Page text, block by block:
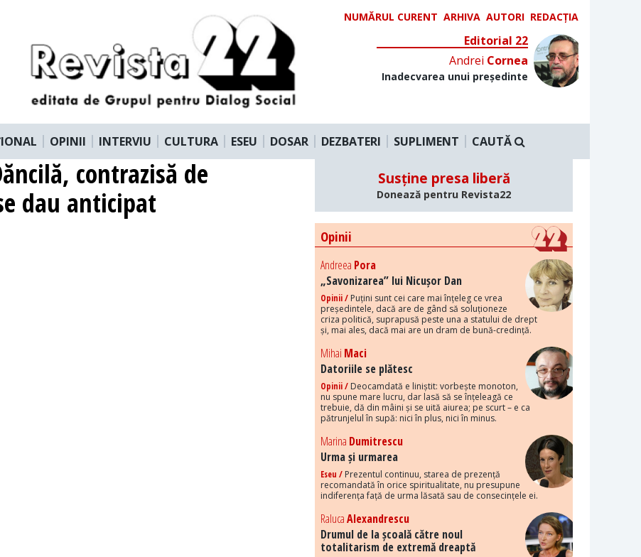
NUMĂRUL CURENT ARHIVA AUTORI REDACȚIA
Editorial 22
Andrei Cornea
Inadecvarea unui președinte
OPINII INTERVIU CULTURA ESEU DOSAR DEZBATERI SUPLIMENT CAUTĂ
contrazisă de
dau anticipat
Susține presa liberă
Donează pentru Revista22
Opinii
Andreea Pora
„Savonizarea” lui Nicușor Dan
Opinii / Puțini sunt cei care mai înțeleg ce vrea
președintele, dacă are de gând să soluționeze
criza politică, suprapusă peste una a statului de drept
și, mai ales, dacă mai are un dram de bună-credință.
Mihai Maci
Datoriile se plătesc
Opinii / Deocamdată e liniștit: vorbește monoton,
nu spune mare lucru, dar lasă să se înțeleagă ce
trebuie, dă din mâini și se uită aiurea; pe scurt – e ca
pătrunjelul în supă: nici în plus, nici în minus.
Marina Dumitrescu
Urma și urmarea
Eseu / Prezentul continuu, starea de prezență
recomandată în orice spiritualitate, nu presupune
indiferența față de urma lăsată sau de consecințele ei.
RalucaAlexandrescu
Drumul de la școală către noul
totalitarism de extremă dreaptă